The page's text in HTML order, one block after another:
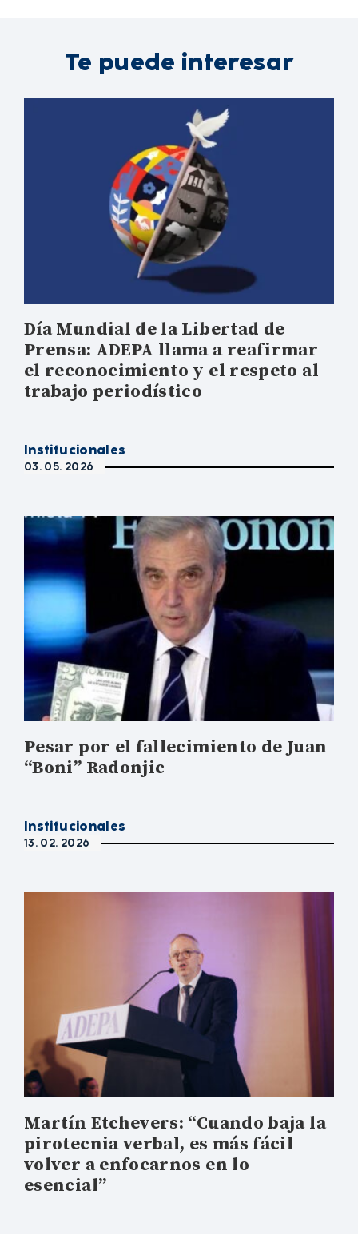
Te puede interesar
Día Mundial de la Libertad de
Prensa: ADEPA llama a reafirmar
el reconocimiento y el respeto al
trabajo periodístico
Institucionales
03. 05. 2026
Pesar por el fallecimiento de Juan
“Boni” Radonjic
Institucionales
13. 02. 2026
Martín Etchevers: “Cuando baja la
pirotecnia verbal, es más fácil
volver a enfocarnos en lo
esencial”